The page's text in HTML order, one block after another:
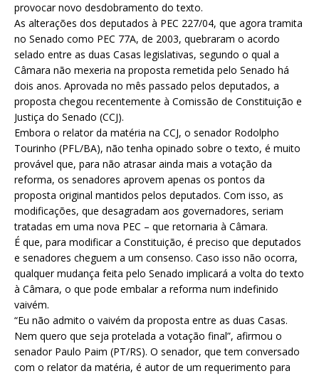
provocar novo desdobramento do texto.
As alterações dos deputados à PEC 227/04, que agora tramita
no Senado como PEC 77A, de 2003, quebraram o acordo
selado entre as duas Casas legislativas, segundo o qual a
Câmara não mexeria na proposta remetida pelo Senado há
dois anos. Aprovada no mês passado pelos deputados, a
proposta chegou recentemente à Comissão de Constituição e
Justiça do Senado (CCJ).
Embora o relator da matéria na CCJ, o senador Rodolpho
Tourinho (PFL/BA), não tenha opinado sobre o texto, é muito
provável que, para não atrasar ainda mais a votação da
reforma, os senadores aprovem apenas os pontos da
proposta original mantidos pelos deputados. Com isso, as
modificações, que desagradam aos governadores, seriam
tratadas em uma nova PEC – que retornaria à Câmara.
É que, para modificar a Constituição, é preciso que deputados
e senadores cheguem a um consenso. Caso isso não ocorra,
qualquer mudança feita pelo Senado implicará a volta do texto
à Câmara, o que pode embalar a reforma num indefinido
vaivém.
“Eu não admito o vaivém da proposta entre as duas Casas.
Nem quero que seja protelada a votação final”, afirmou o
senador Paulo Paim (PT/RS). O senador, que tem conversado
com o relator da matéria, é autor de um requerimento para